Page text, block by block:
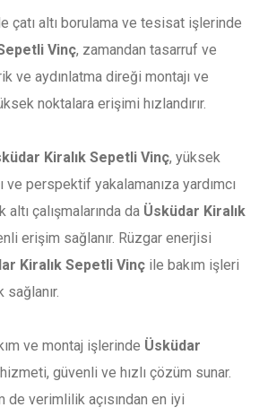
çatı altı borulama ve tesisat işlerinde
Vinç, zamandan tasarruf ve
ve aydınlatma direği montajı ve
noktalara erişimi hızlandırır.
Kiralık Sepetli Vinç, yüksek
ve perspektif yakalamanıza yardımcı
çalışmalarında da Üsküdar Kiralık
erişim sağlanır. Rüzgar enerjisi
Kiralık Sepetli Vinç ile bakım işleri
ve montaj işlerinde Üsküdar
hizmeti, güvenli ve hızlı çözüm sunar.
de verimlilik açısından en iyi